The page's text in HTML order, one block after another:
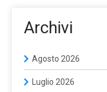
Archivi
Agosto 2026
Luglio 2026